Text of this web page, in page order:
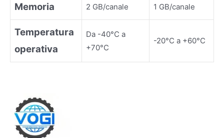
Memoria 2 GB/canale 1 GB/canale
Temperatura
operativa
Da -40°C a
+70°C
-20°C a +60°C